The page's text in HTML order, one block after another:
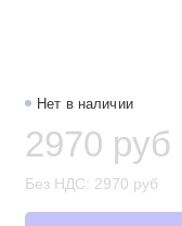
Нет в наличии
2970 руб
Без НДС: 2970 руб